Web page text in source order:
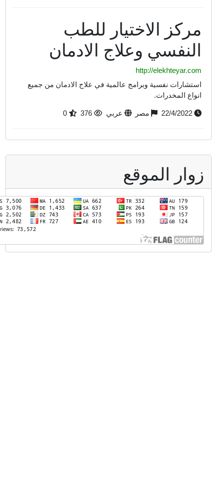
مركز الاختيار للطب
النفسي وعلاج الادمان
http://elekhteyar.com
استشارات نفسية وبرامج عالمية في علاج الادمان من جميع
انواع المخدرات.
مصر عربي 376
0
الموقع